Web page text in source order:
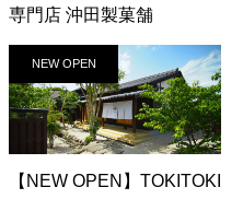
専門店 沖田製菓舗
NEW OPEN
【NEW OPEN】TOKITOKI